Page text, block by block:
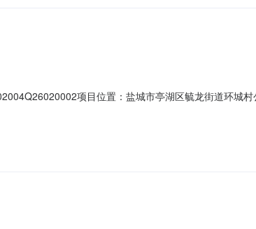
项目位置：盐城市亭湖区毓龙街道环城
毓龙街道环城村项目四至东至：小洋河南至：黄海路西